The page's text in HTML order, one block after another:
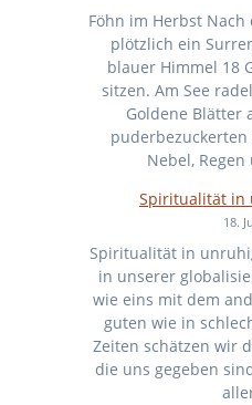
Föhn im Herbst
plötzlich ein
blauer Himmel 18
sitzen. Am See
Goldene Blätter
puderbezuckerten
Nebel,
Spiritualität in
18.
Spiritualität in
in unserer
wie eins mit dem
guten wie in
Zeiten schätzen wir
die uns gegeben